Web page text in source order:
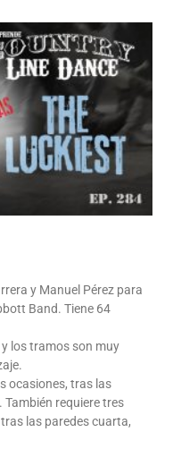
y Manuel Pérez para
Band. Tiene 64
los tramos son muy
ocasiones, tras las
requiere tres
las paredes cuarta,